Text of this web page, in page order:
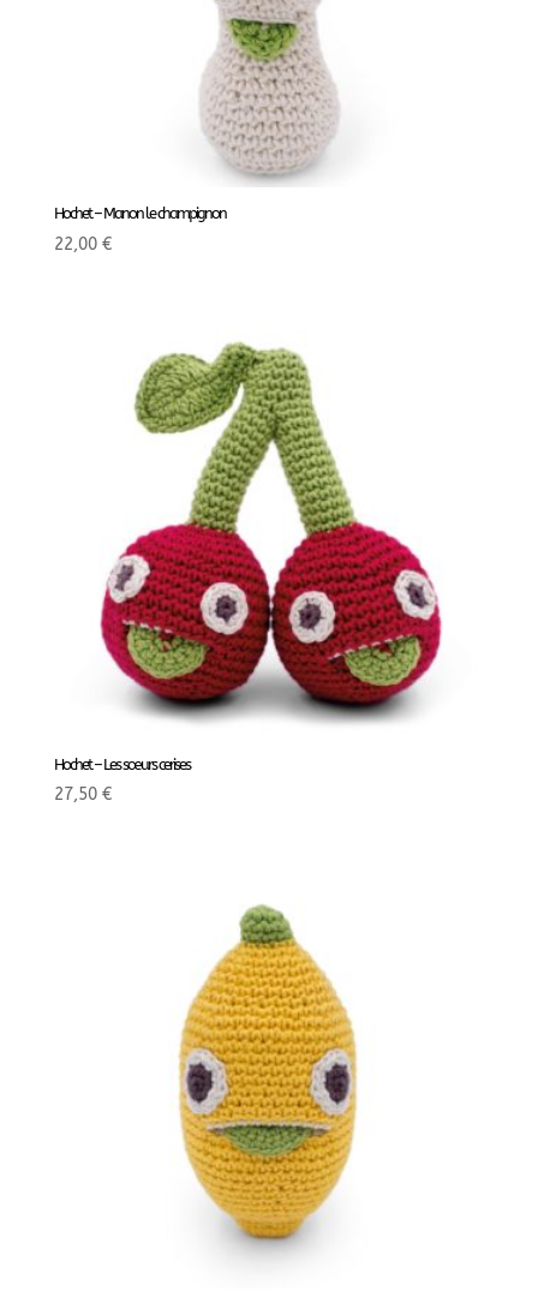
Hochet – Manon le champignon
22,00 €
Hochet – Les sœurs cerises
27,50 €